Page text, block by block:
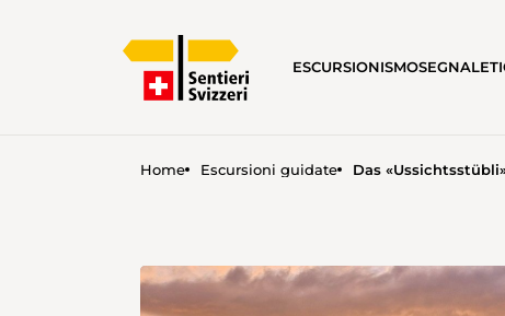
ESCURSIONISMO
Home Escursioni guidate Das